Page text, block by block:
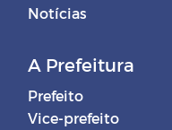
Notícias
A Prefeitura
Prefeito
Vice-prefeito